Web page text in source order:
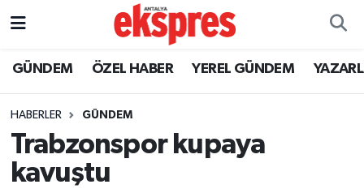
GÜNDEM ÖZEL HABER YEREL GÜNDEM
HABERLER GÜNDEM
Trabzonspor kupaya
kavuştu
ÖZEL HABER
YEREL GÜNDEM
EKONOMİ
Nöbetçi Eczaneler
Trafik Durumu
Süper Lig Puan Durumu ve Fikstür